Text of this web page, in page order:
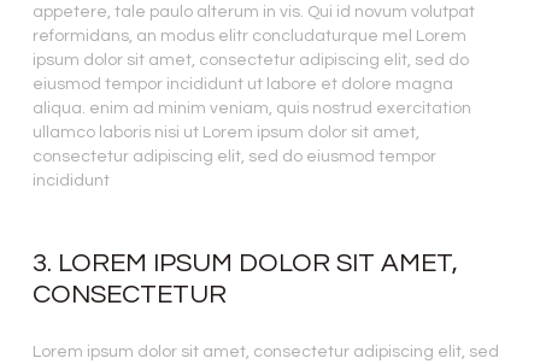
appetere, tale paulo alterum in vis. Qui id novum volutpat
reformidans, an modus elitr concludaturque mel Lorem
ipsum dolor sit amet, consectetur adipiscing elit, sed do
eiusmod tempor incididunt ut labore et dolore magna
aliqua. enim ad minim veniam, quis nostrud exercitation
ullamco laboris nisi ut Lorem ipsum dolor sit amet,
consectetur adipiscing elit, sed do eiusmod tempor
incididunt
3. LOREM IPSUM DOLOR SIT AMET,
CONSECTETUR
Lorem ipsum dolor sit amet, consectetur adipiscing elit, sed